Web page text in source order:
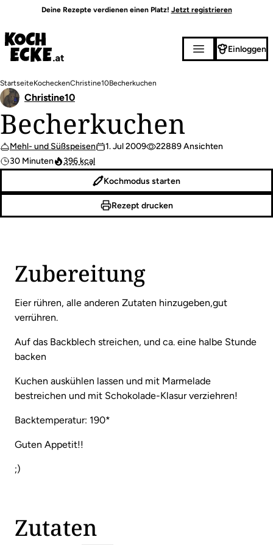
Inhalt
Deine Rezepte verdienen einen Platz! Jetzt registrieren
Einloggen
Pfadnavigation
StartseiteKocheckenChristine10Becherkuchen
Becherkuchen
Mehl- und Süßspeisen 1. Jul 2009
22889 Ansichten
30 Minuten
396 kcal
Christine10
Kochmodus starten
Rezept drucken
Zubereitung
Eier rühren, alle anderen Zutaten hinzugeben,gut
verrühren.
Auf das Backblech streichen, und ca. eine halbe Stunde
backen
Kuchen auskühlen lassen und mit Marmelade
bestreichen und mit Schokolade-Klasur verziehren!
Backtemperatur: 190*
Guten Appetit!!
;)
Zutaten